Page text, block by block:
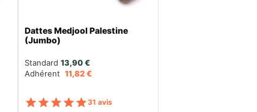
Dattes Medjool Palestine
(Jumbo)
Standard 13,90€
Adhérent11,82€
Note
31 avis